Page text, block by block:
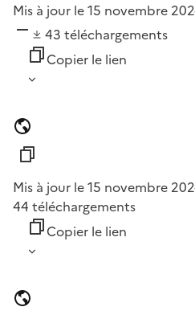
Mis à jour le 15 novembre
43 téléchargements
Copier le lien
Mis à jour le 15 novembre
44 téléchargements
Copier le lien